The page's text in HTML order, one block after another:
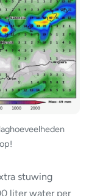
stuwing
liter water per